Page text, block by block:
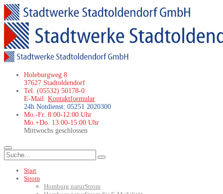
Holeburgweg 8
37627 Stadtoldendorf
Tel. (05532) 50178-0
E-Mail: Kontaktformular
24h Notdienst: 05251 2020300
Mo.-Fr. 8:00-12:00 Uhr
Mo.+Do. 13:00-15:00 Uhr
Mittwochs geschlossen
Start
Strom
Homburg naturStrom